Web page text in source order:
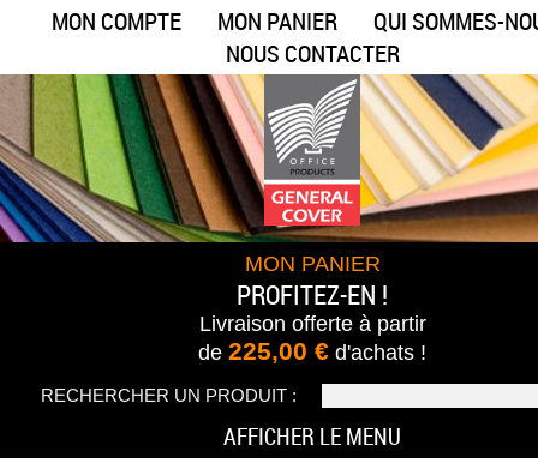
MON COMPTE MON PANIER
QUI SOMMES-
NOUS CONTACTER
MON PANIER
PROFITEZ-EN !
Livraison offerteà partir
de 225,00 € d'achats !
RECHERCHER UN PRODUIT :
AFFICHER LE MENU